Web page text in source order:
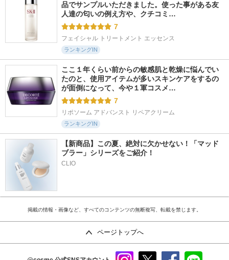
品でサンプルいただきました。使った事がある友
人達の匂いの例え方や、クチコミ…
7
フェイシャル トリートメント エッセンス
ランキングIN
ここ１年くらい前からの敏感肌と乾燥に悩んでい
たのと、使用アイテムが多いスキンケアをするの
が面倒になって、今や１軍コスメ…
7
リポソーム アドバンスト リペアクリーム
ランキングIN
【新商品】この夏、絶対に欠かせない！「マッド
ブラー」シリーズをご紹介！
CLIO
掲載の情報・画像など、すべてのコンテンツの無断複写、転載を禁じます。
ページトップへ